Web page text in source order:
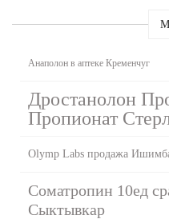
Анаполон в аптеке Кременчуг
Дростанолон
Пропионат
Olymp Labs продажа
Cоматропин 10ед
Сыктывкар